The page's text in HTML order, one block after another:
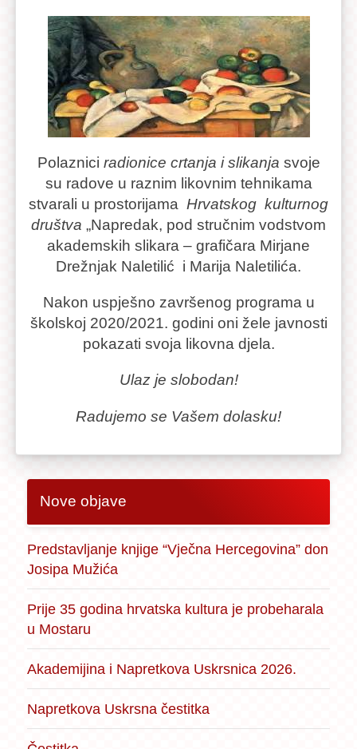
Polaznici radionice crtanja i slikanja svoje
su radove u raznim likovnim tehnikama
stvarali u prostorijama Hrvatskog kulturnog
društva „Napredak, pod stručnim vodstvom
akademskih slikara – grafičara Mirjane
Drežnjak Naletilić i Marija Naletilića.
Nakon uspješno završenog programa u
školskoj 2020/2021. godini oni žele javnosti
pokazati svoja likovna djela.
Ulaz je slobodan!
Radujemo se Vašem dolasku!
Nove objave
Predstavljanje knjige “Vječna Hercegovina” don
Josipa Mužića
Prije 35 godina hrvatska kultura je probeharala
u Mostaru
Akademijina i Napretkova Uskrsnica 2026.
Napretkova Uskrsna čestitka